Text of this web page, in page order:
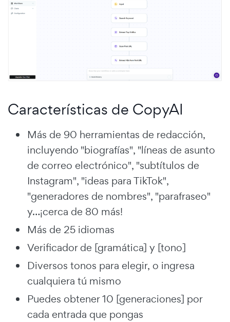
Características de CopyAI
Más de 90 herramientas de redacción,
incluyendo "biografías", "líneas de asunto
de correo electrónico", "subtítulos de
Instagram", "ideas para TikTok",
"generadores de nombres", "parafraseo"
y…¡cerca de 80 más!
Más de 25 idiomas
Verificador de [gramática] y [tono]
Diversos tonos para elegir, o ingresa
cualquiera tú mismo
Puedes obtener 10 [generaciones] por
cada entrada que pongas